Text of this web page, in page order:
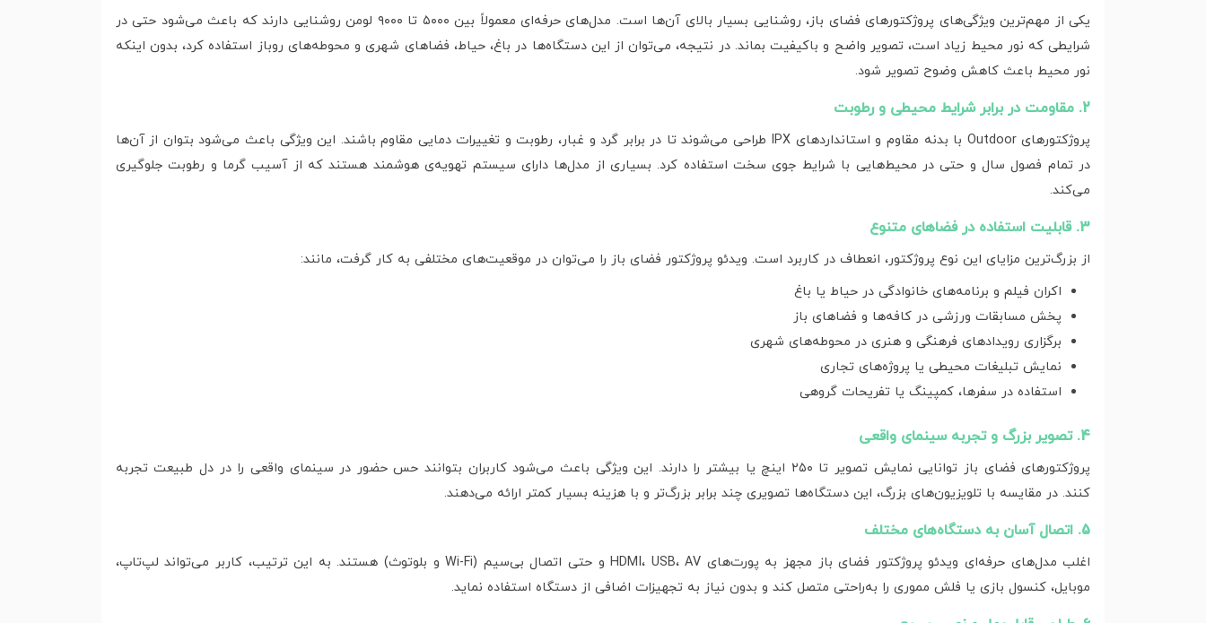
یکی از مهم‌ترین ویژگی‌های پروژکتورهای فضای باز، روشنایی بسیار بالای آن‌ها است. مدل‌های حرفه‌ای معمولاً بین ۵۰۰۰ تا ۹۰۰۰ لومن روشنایی دارند که باعث می‌شود حتی در
شرایطی که نور محیط زیاد است، تصویر واضح و باکیفیت بماند. در نتیجه، می‌توان از این دستگاه‌ها در باغ، حیاط، فضاهای شهری و محوطه‌های روباز استفاده کرد، بدون اینکه
نور محیط باعث کاهش وضوح تصویر شود.
2. مقاومت در برابر شرایط محیطی و رطوبت
پروژکتورهای Outdoor با بدنه مقاوم و استانداردهای IPX طراحی می‌شوند تا در برابر گرد و غبار، رطوبت و تغییرات دمایی مقاوم باشند. این ویژگی باعث می‌شود بتوان از آن‌ها
در تمام فصول سال و حتی در محیط‌هایی با شرایط جوی سخت استفاده کرد. بسیاری از مدل‌ها دارای سیستم تهویه‌ی هوشمند هستند که از آسیب گرما و رطوبت جلوگیری
می‌کند.
3. قابلیت استفاده در فضاهای متنوع
از بزرگ‌ترین مزایای این نوع پروژکتور، انعطاف در کاربرد است. ویدئو پروژکتور فضای باز را می‌توان در موقعیت‌های مختلفی به کار گرفت، مانند:
اکران فیلم و برنامه‌های خانوادگی در حیاط یا باغ
پخش مسابقات ورزشی در کافه‌ها و فضاهای باز
برگزاری رویدادهای فرهنگی و هنری در محوطه‌های شهری
نمایش تبلیغات محیطی یا پروژه‌های تجاری
استفاده در سفرها، کمپینگ یا تفریحات گروهی
4. تصویر بزرگ و تجربه سینمای واقعی
پروژکتورهای فضای باز توانایی نمایش تصویر تا ۲۵۰ اینچ یا بیشتر را دارند. این ویژگی باعث می‌شود کاربران بتوانند حس حضور در سینمای واقعی را در دل طبیعت تجربه
کنند. در مقایسه با تلویزیون‌های بزرگ، این دستگاه‌ها تصویری چند برابر بزرگ‌تر و با هزینه بسیار کمتر ارائه می‌دهند.
5. اتصال آسان به دستگاه‌های مختلف
اغلب مدل‌های حرفه‌ای ویدئو پروژکتور فضای باز مجهز به پورت‌های HDMI، USB، AV و حتی اتصال بی‌سیم (Wi-Fi و بلوتوث) هستند. به این ترتیب، کاربر می‌تواند لپ‌تاپ،
موبایل، کنسول بازی یا فلش مموری را به‌راحتی متصل کند و بدون نیاز به تجهیزات اضافی از دستگاه استفاده نماید.